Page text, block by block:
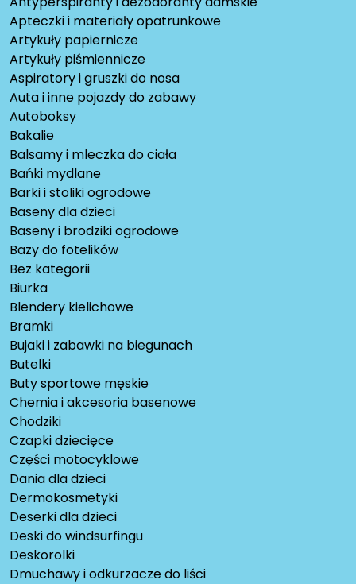
Apteczki i materiały opatrunkowe
Artykuły papiernicze
Artykuły piśmiennicze
Aspiratory i gruszki do nosa
Auta i inne pojazdy do zabawy
Autoboksy
Bakalie
Balsamy i mleczka do ciała
Bańki mydlane
Barki i stoliki ogrodowe
Baseny dla dzieci
Baseny i brodziki ogrodowe
Bazy do fotelików
Bez kategorii
Biurka
Blendery kielichowe
Bramki
Bujaki i zabawki na biegunach
Butelki
Buty sportowe męskie
Chemia i akcesoria basenowe
Chodziki
Czapki dziecięce
Części motocyklowe
Dania dla dzieci
Dermokosmetyki
Deserki dla dzieci
Deski do windsurfingu
Deskorolki
Dmuchawy i odkurzacze do liści